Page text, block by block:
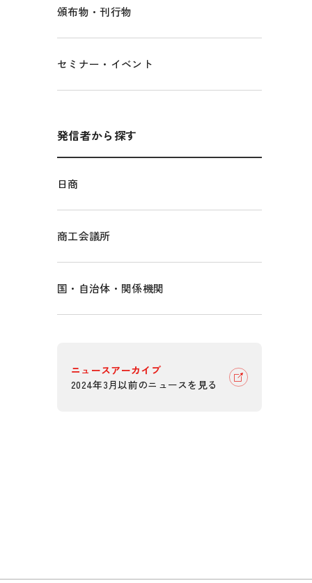
頒布物・刊行物
セミナー・イベント
発信者から探す
日商
商工会議所
国・自治体・関係機関
ニュースアーカイブ
2024年3月以前のニュースを見る